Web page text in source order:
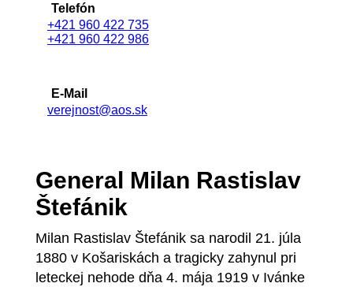
Telefón
+421 960 422 735
+421 960 422 986
E-Mail
verejnost@aos.sk
General Milan Rastislav
Štefánik
Milan Rastislav Štefánik sa narodil 21. júla
1880 v Košariskách a tragicky zahynul pri
leteckej nehode dňa 4. mája 1919 v Ivánke